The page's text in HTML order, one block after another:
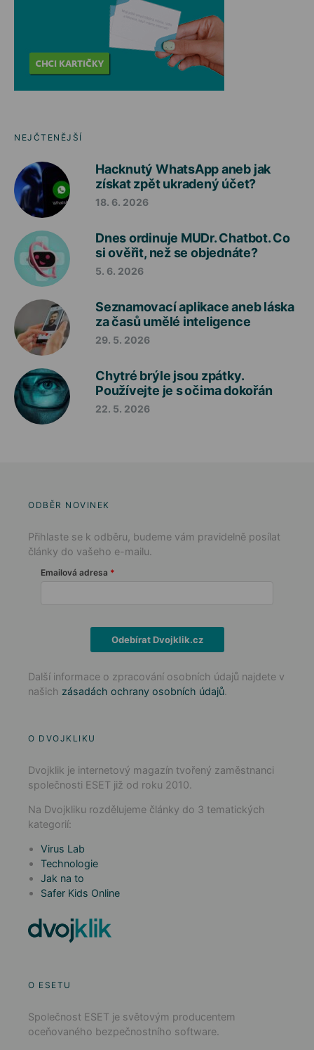
NEJČTENĚJŠÍ
Hacknutý WhatsApp aneb jak
získat zpět ukradený účet?
18. 6. 2026
Dnes ordinuje MUDr. Chatbot. Co
si ověřit, než se objednáte?
5. 6. 2026
Seznamovací aplikace aneb láska
za časů umělé inteligence
29. 5. 2026
Chytré brýle jsou zpátky.
Používejte je s očima dokořán
22. 5. 2026
ODBĚR NOVINEK
Přihlaste se k odběru, budeme vám pravidelně posílat
články do vašeho e-mailu.
Emailová adresa
Odebírat Dvojklik.cz
Další informace o zpracování osobních údajů najdete v
našich zásadách ochrany osobních údajů.
O DVOJKLIKU
Dvojklik je internetový magazín tvořený zaměstnanci
společnosti ESET již od roku 2010.
Na Dvojkliku rozdělujeme články do 3 tematických
kategorií:
Virus Lab
Technologie
Jak na to
Safer Kids Online
O ESETU
Společnost ESET je světovým producentem
oceňovaného bezpečnostního software.